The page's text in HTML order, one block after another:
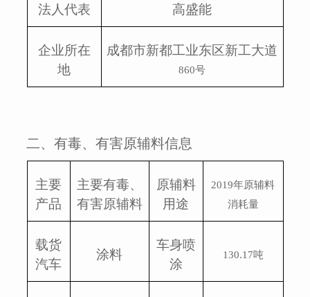
法人代表 高盛能
企业所在
地
成都市新都工业东区新工大道
860号
二、有毒、有害原辅料信息
主要
产品
主要有毒、
有害原辅料
原辅料
用途
2019年原辅料
消耗量
载货
汽车
涂料
车身喷
涂
130.17吨